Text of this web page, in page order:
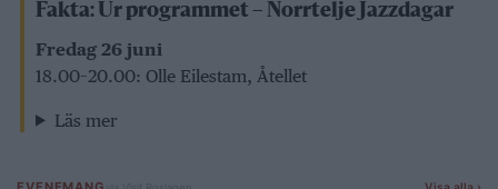
Fakta: Ur programmet – Norrtelje Jazzdagar
Fredag 26 juni
18.00–20.00: Olle Eilestam, Åtellet
Läs mer